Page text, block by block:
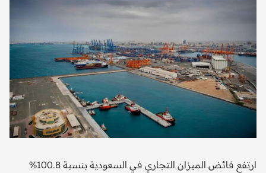
ارتفع فائض الميزان التجاري في السعودية بنسبة 100.8%